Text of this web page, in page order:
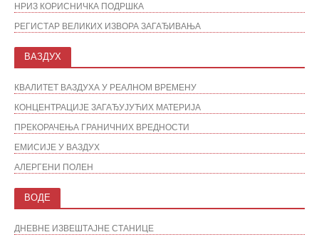
НРИЗ КОРИСНИЧКА ПОДРШКА
РЕГИСТАР ВЕЛИКИХ ИЗВОРА ЗАГАЂИВАЊА
ВАЗДУХ
КВАЛИТЕТ ВАЗДУХА У РЕАЛНОМ ВРЕМЕНУ
КОНЦЕНТРАЦИЈЕ ЗАГАЂУЈУЋИХ МАТЕРИЈА
ПРЕКОРАЧЕЊА ГРАНИЧНИХ ВРЕДНОСТИ
ЕМИСИЈЕ У ВАЗДУХ
АЛЕРГЕНИ ПОЛЕН
ВОДЕ
ДНЕВНЕ ИЗВЕШТАЈНЕ СТАНИЦЕ